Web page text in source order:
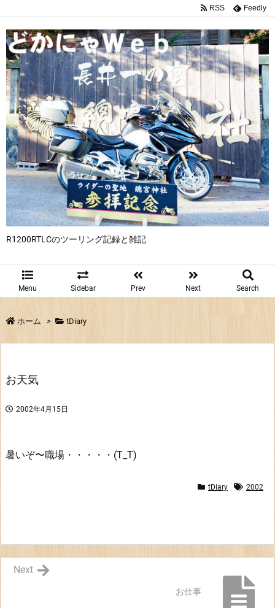
R1200RTLCのツーリング記録と雑記
Menu Sidebar Prev Next Search
RSS Feedly
ホーム > tDiary
お天気
2002年4月15日
暑いぞ〜職場・・・・・(T_T)
tDiary 2002
お仕事
Next